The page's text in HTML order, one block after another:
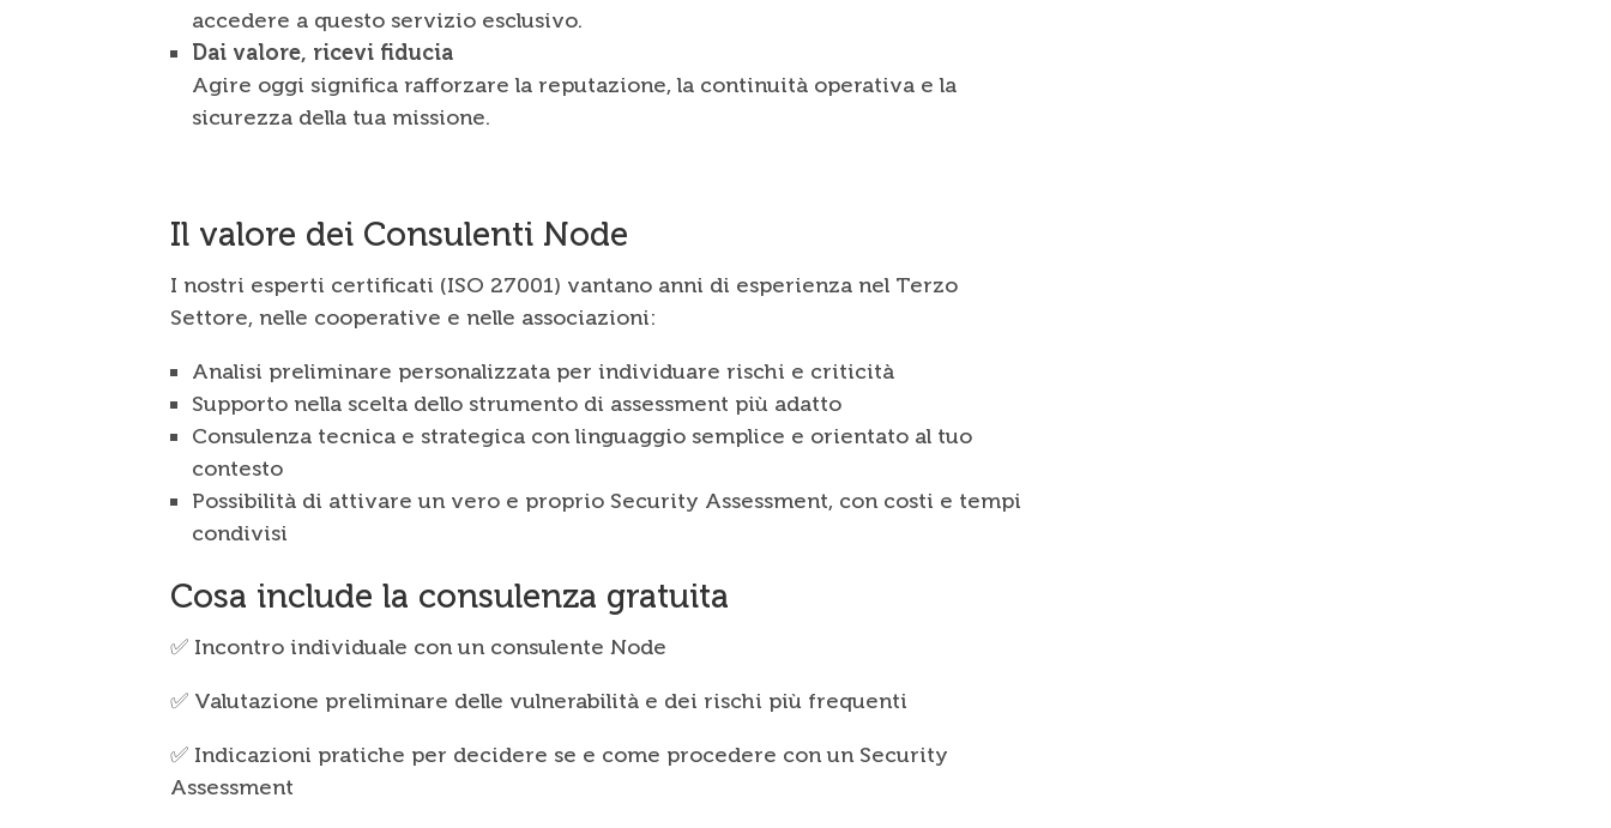
accedere a questo servizio esclusivo.
Dai valore, ricevi fiducia
Agire oggi significa rafforzare la reputazione, la continuità operativa e la
sicurezza della tua missione.
Il valore dei Consulenti Node
I nostri esperti certificati (ISO 27001) vantano anni di esperienza nel Terzo
Settore, nelle cooperative e nelle associazioni:
Analisi preliminare personalizzata per individuare rischi e criticità
Supporto nella scelta dello strumento di assessment più adatto
Consulenza tecnica e strategica con linguaggio semplice e orientato al tuo
contesto
Possibilità di attivare un vero e proprio Security Assessment, con costi e tempi
condivisi
Cosa include la consulenza gratuita
✅ Incontro individuale con un consulente Node
✅ Valutazione preliminare delle vulnerabilità e dei rischi più frequenti
✅ Indicazioni pratiche per decidere se e come procedere con un Security
Assessment